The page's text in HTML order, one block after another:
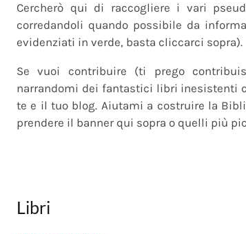
Cercherò qui di raccogliere i vari
corredandoli quando possibile da
evidenziati in verde, basta cliccarci sopra).
Se vuoi contribuire (ti prego
narrandomi dei fantastici libri inesistenti
te e il tuo blog. Aiutami a costruire la
prendere il banner qui sopra o quelli più
Libri